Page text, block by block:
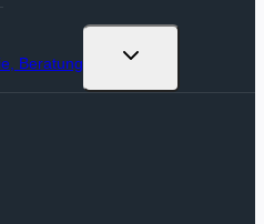
Beratung
Untermenü